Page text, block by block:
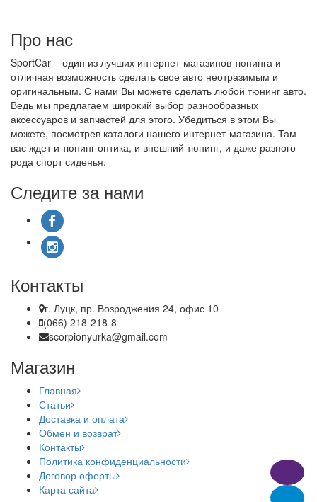
Про нас
SportCar – один из лучших интернет-магазинов тюнинга и
отличная возможность сделать свое авто неотразимым и
оригинальным. С нами Вы можете сделать любой тюнинг авто.
Ведь мы предлагаем широкий выбор разнообразных
аксессуаров и запчастей для этого. Убедиться в этом Вы
можете, посмотрев каталоги нашего интернет-магазина. Там
вас ждет и тюнинг оптика, и внешний тюнинг, и даже разного
рода спорт сиденья.
Следите за нами
Контакты
г. Луцк, пр. Возроджения 24, офис 10
(066) 218-218-8
scorpionyurka@gmail.com
Магазин
Главная
Статьи
Доставка и оплата
Обмен и возврат
Контакты
Политика конфиденциальности
Договор оферты
Карта сайта